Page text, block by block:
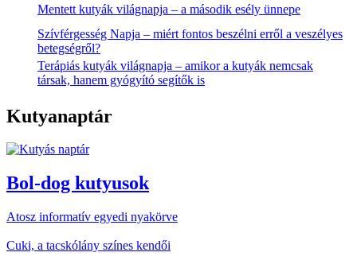
Mentett kutyák világnapja – a második esély ünnepe
Szívférgesség Napja – miért fontos beszélni erről a veszélyes
betegségről?
Terápiás kutyák világnapja – amikor a kutyák nemcsak
társak, hanem gyógyító segítők is
Kutyanaptár
Bol-dog kutyusok
Atosz informatív egyedi nyakörve
Cuki, a tacskólány színes kendői